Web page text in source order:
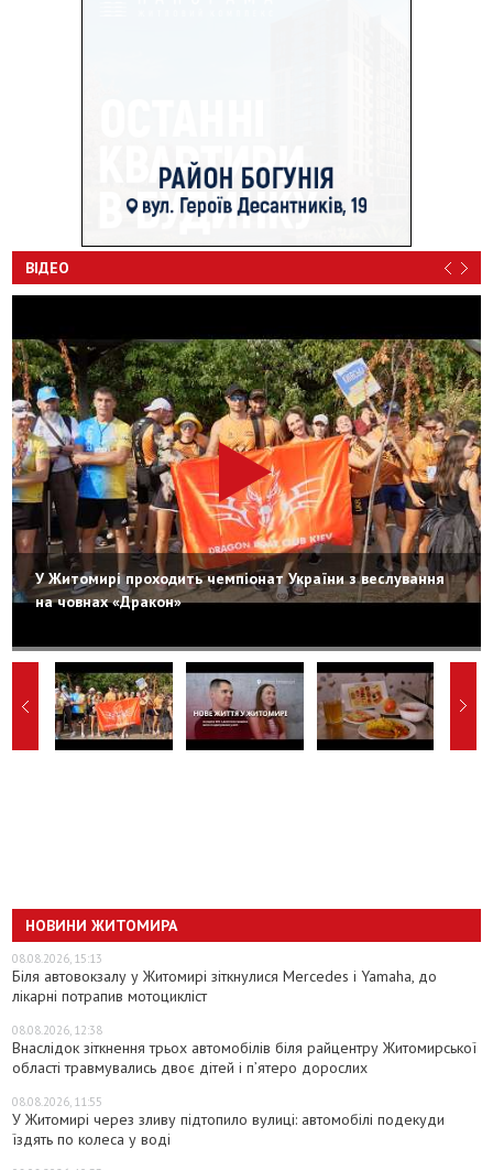
ВІДЕО
У Житомирі проходить чемпіонат України з веслування
на човнах «Дракон»
НОВИНИ ЖИТОМИРА
08.08.2026, 15:13
Біля автовокзалу у Житомирі зіткнулися Mercedes і Yamaha, до
лікарні потрапив мотоцикліст
08.08.2026, 12:38
Внаслідок зіткнення трьох автомобілів біля райцентру Житомирської
області травмувались двоє дітей і пʼятеро дорослих
08.08.2026, 11:55
У Житомирі через зливу підтопило вулиці: автомобілі подекуди
їздять по колеса у воді